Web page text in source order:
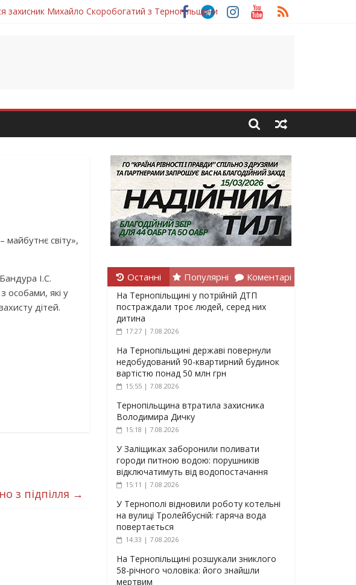
захисник Михайло Скоробогатий з Тернопільщини
дому «на щиті»
майбутнє світу»,
І.С.
особами, які у
дітей.
з підпілля →
Останні Популярні Коментарі
На Тернопільщині у потрійній ДТП
постраждали троє людей, серед них
дитина
17:27 | 7.08.2026
На Тернопільщині державі повернули
недобудований 90-квартирний будинок
вартістю понад 50 млн грн
15:55 | 7.08.2026
Тернопільщина втратила захисника
Володимира Дичку
15:18 | 7.08.2026
У Заліщиках заборонили поливати
городи питною водою: порушників
відключатимуть від водопостачання
15:11 | 7.08.2026
У Тернополі відновили роботу котельні
на вулиці Тролейбусній: гаряча вода
повертається
14:33 | 7.08.2026
На Тернопільщині розшукали зниклого
58-річного чоловіка: його знайшли
мертвим